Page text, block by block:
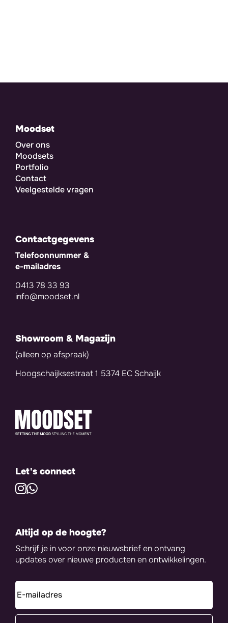
Moodset
Over ons
Moodsets
Portfolio
Contact
Veelgestelde vragen
Contactgegevens
Telefoonnummer &
e-mailadres
0413 78 33 93
info@moodset.nl
Showroom & Magazijn
(alleen op afspraak)
Hoogschaijksestraat 1 5374 EC Schaijk
Let's connect
Altijd op de hoogte?
Schrijf je in voor onze nieuwsbrief en ontvang
updates over nieuwe producten en ontwikkelingen.